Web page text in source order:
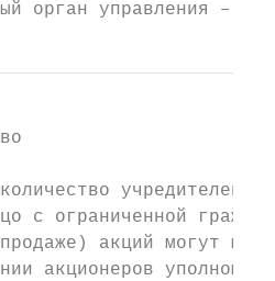
орган управления –
учредителей
с ограниченной
акций могут
акционеров